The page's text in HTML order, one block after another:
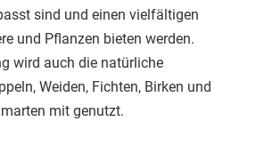
sind und einen vielfältigen
und Pflanzen bieten werden.
wird auch die natürliche
Weiden, Fichten, Birken und
mit genutzt.